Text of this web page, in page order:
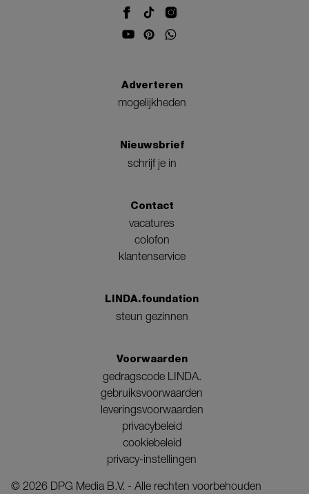
Adverteren
mogelijkheden
Nieuwsbrief
schrijf je in
Contact
vacatures
colofon
klantenservice
LINDA.foundation
steun gezinnen
Voorwaarden
gedragscode LINDA.
gebruiksvoorwaarden
leveringsvoorwaarden
privacybeleid
cookiebeleid
privacy-instellingen
© 2026 DPG Media B.V. - Alle rechten voorbehouden